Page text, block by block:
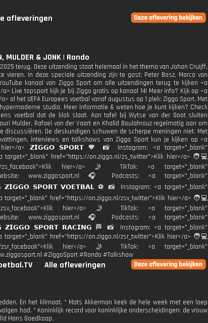
afleveringen
MULDER & JONK | Rondo
terug. Deze uitzending staat helemaal in het thema van Johan Cruijff,
In deze speciale uitzending zijn te gast: Peter Bosz, Marco van
kanaal van Ziggo Sport om alle uitzendingen terug te kijken <a
Live topsport kijk je bij Ziggo gratis op kanaal 14! Meer info? Kijk op <a
het UEFA Europees voetbal vanaf augustus op 1 plek: Ziggo Sport. Met
studio. Meer informatie & weten hoe je kunt kijken? Check
voetbal dat de klok slaat. Aan tafel bij Wytse van der Goot sluiten
Mulder, Rafael van der Vaart en Khalid Boulahrouz regelmatig aan om
De deskundigen schuwen de scherpe meningen niet. Met
interviews en talkshows van Ziggo Sport kun je kijken op <a
hier</a> 𝗭𝗜𝗚𝗚𝗢 𝗦𝗣𝗢𝗥𝗧 🧡 📸 Instagram: <a target="_blank"
href="https://on.ziggo.nl/zs_twitter">Klik hier</a> 🧑💻
zs_facebook">Klik hier</a> 🤳 TikTok: <a target="_blank"
www.ziggosport.nl 🎧 Podcasts: <a target="_blank"
𝗭𝗜𝗚𝗚𝗢 𝗦𝗣𝗢𝗥𝗧 𝗩𝗢𝗘𝗧𝗕𝗔𝗟 ⚽️ 📸 Instagram: <a target="_blank"
href="https://on.ziggo.nl/zsv_twitter">Klik hier</a> 🧑💻
zsv_facebook">Klik hier</a> 🤳 TikTok: <a target="_blank"
www.ziggosport.nl 🎧 Podcasts: <a target="_blank"
𝗭𝗜𝗚𝗚𝗢 𝗦𝗣𝗢𝗥𝗧 𝗥𝗔𝗖𝗜𝗡𝗚 🏁 📸 Instagram: <a target="_blank"
href="https://on.ziggo.nl/zsr_twitter">Klik hier</a> 🧑💻
zsr_facebook">Klik hier</a> 🤳 TikTok: <a target="_blank"
#ZiggoSport #Rondo #Talkshow
Alle afleveringen
En het klimaat. * Mats Akkerman keek de hele week met een loep
had. * Koninklijk record voor koninklijke onderscheidingen: de vrouw
Hans Goedkoop.